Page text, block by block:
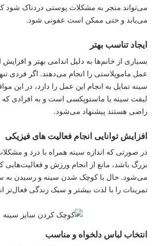
می‌تواند منجر به مشکلات پوستی دردناک شود
می‌یابد و حتی ممکن است عفونی شود.
ایجاد تناسب بهتر
بسیاری از خانم‌ها به دلیل اندامی بهتر و
عمل ماموپلاستی را انجام می‌دهند. اگر فردی
سینه تمایل به انجام این عمل را دارد، در این
لیفت سینه یا ماستوپکسی است و به افرادی که
راضی هستند پیشنهاد می‌شود.
افزایش توانایی انجام فعالیت های فیزیکی
در صورتی که اندازه سینه همراه با درد و
بزرگ باشد، مانع از انجام ورزش و فعالیت‌هایی
می‌شود. حال با کوچک شدن سینه و رسیدن به
تمرینات را با لذت بیشتر و سبک زندگی فعال‌تر
انتخاب لباس دلخواه و مناسب